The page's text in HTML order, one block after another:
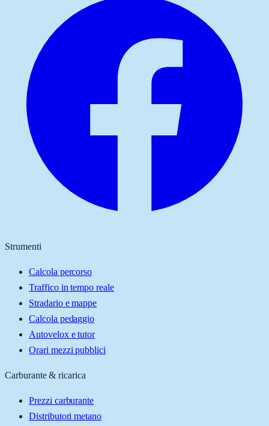
Strumenti
Calcola percorso
Traffico in tempo reale
Stradario e mappe
Calcola pedaggio
Autovelox e tutor
Orari mezzi pubblici
Carburante & ricarica
Prezzi carburante
Distributori metano